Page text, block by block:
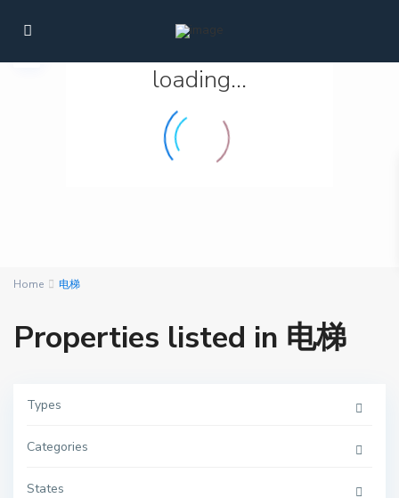
loading...
Home 电梯
Properties listed in 电梯
Types
Categories
States